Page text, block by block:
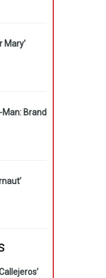
Mary’
Man: Brand